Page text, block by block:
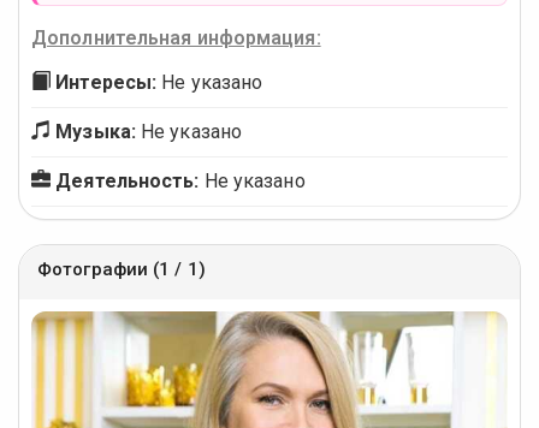
Дополнительная информация:
Интересы: Не указано
Музыка: Не указано
Деятельность: Не указано
Фотографии (1 / 1)